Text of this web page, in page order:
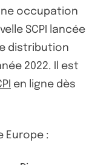
occupation
SCPI lancée
distribution
2022. Il est
en ligne dès
Europe :